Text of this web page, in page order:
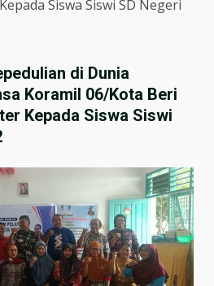
Siswa Siswi SD Negeri
di Dunia
Koramil 06/Kota Beri
Kepada Siswa Siswi